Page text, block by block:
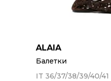
ALAIA
Балетки
IT 36/37/38/39/40/41